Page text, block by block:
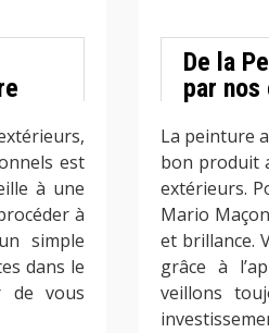
est
à une
à
simple
dans le
de vous
De la
par
La peinture
bon produit
extérieurs.
Mario
et brillance.
grâce à
veillons